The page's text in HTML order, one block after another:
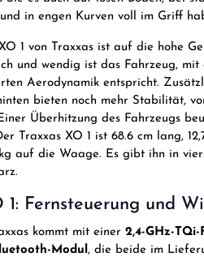
in engen Kurven voll im Griff
1 von Traxxas ist auf die hohe
und wendig ist das Fahrzeug,
Aerodynamik entspricht.
bieten noch mehr Stabilität,
Überhitzung des Fahrzeugs
Traxxas XO 1 ist 68.6 cm lang,
auf die Waage. Es gibt ihn in
1: Fernsteuerung und
kommt mit einer 2,4-GHz-
Modul, die beide im